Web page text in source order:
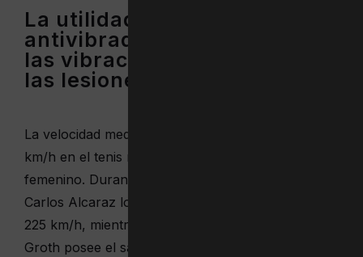
La utilidad real del
antivibrador de tenis: adiós a
las vibraciones y ¿también a
las lesiones?
La velocidad media del segundo servicio es de 150
km/h en el tenis masculino y de 133 en el
femenino. Durante el Mutua Madrid Open de 2023,
Carlos Alcaraz logró impulsar la pelota a más de
225 km/h, mientras que el australiano Samuel
Groth posee el saque más rápido de la historia,